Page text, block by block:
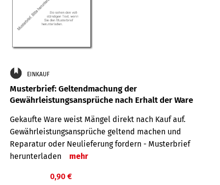
EINKAUF
Musterbrief: Geltendmachung der
Gewährleistungsansprüche nach Erhalt der Ware
Gekaufte Ware weist Mängel direkt nach Kauf auf.
Gewährleistungsansprüche geltend machen und
Reparatur oder Neulieferung fordern - Musterbrief
herunterladen
mehr
0,90 €